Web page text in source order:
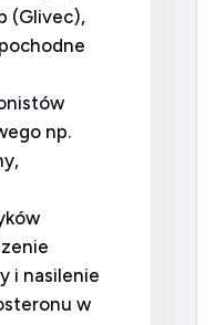
(Glivec),
np.
i nasilenie
w